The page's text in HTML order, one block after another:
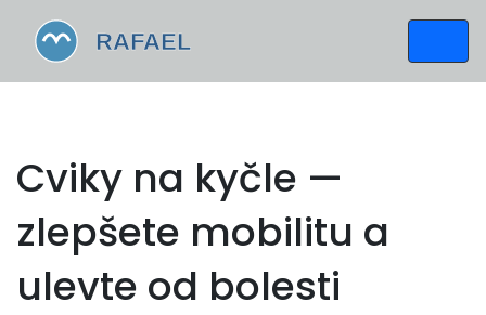
Cviky na kyčle —
zlepšete mobilitu a
ulevte od bolesti